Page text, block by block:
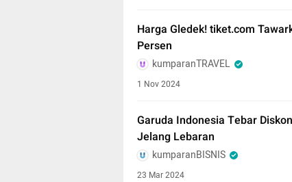
Harga Gledek! tiket.com
Persen
kumparanTRAVEL
1 Nov 2024
Garuda Indonesia Tebar
Jelang Lebaran
kumparanBISNIS
23 Mar 2024